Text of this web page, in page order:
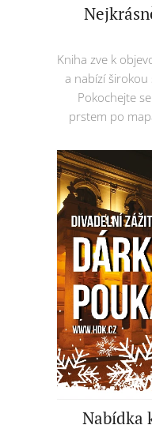
Kniha zve k
a nabízí širokou
Pokochejte
prstem po
Nabídka